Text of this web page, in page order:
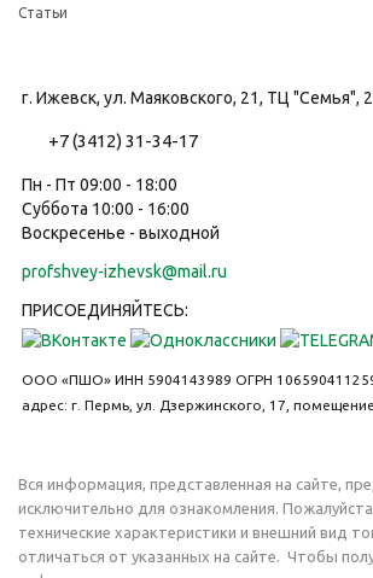
г. Ижевск, ул. Маяковского, 21, ТЦ "Семья",
+7 (3412) 31-34-17
Пн - Пт 09:00 - 18:00
Суббота 10:00 - 16:00
Воскресенье - выходной
profshvey-izhevsk@mail.ru
ПРИСОЕДИНЯЙТЕСЬ:
ООО «ПШО» ИНН 5904143989 ОГРН
адрес: г. Пермь, ул. Дзержинского, 17,
Статьи
Вся информация, представленная на сайте,
исключительно для ознакомления.
технические характеристики и внешний вид
отличаться от указанных на сайте. Чтобы